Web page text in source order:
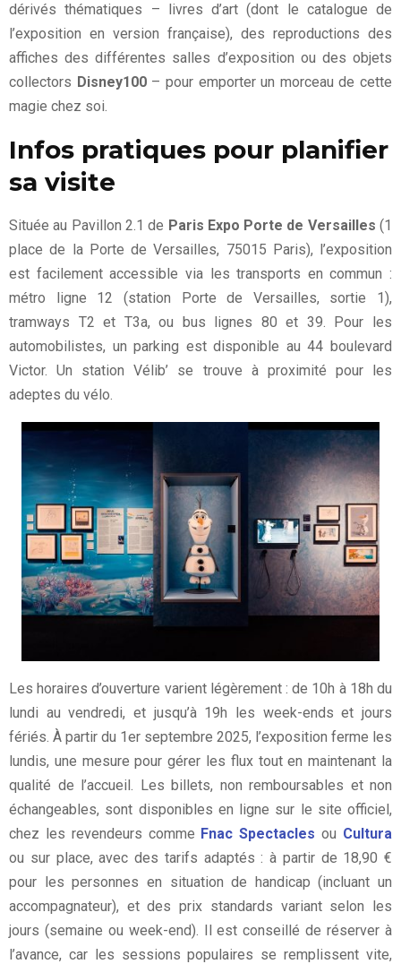
dérivés thématiques – livres d’art (dont le catalogue de
l’exposition en version française), des reproductions des
affiches des différentes salles d’exposition ou des objets
collectors Disney100– pour emporter un morceau de cette
magie chez soi.
Infos pratiques pour planifier
sa visite
Située au Pavillon 2.1 de Paris Expo Porte de Versailles (1
place de la Porte de Versailles, 75015 Paris), l’exposition
est facilement accessible via les transports en commun :
métro ligne 12 (station Porte de Versailles, sortie 1),
tramways T2 et T3a, ou bus lignes 80 et 39. Pour les
automobilistes, un parking est disponible au 44 boulevard
Victor. Un station Vélib’ se trouve à proximité pour les
adeptes du vélo.
Les horaires d’ouverture varient légèrement : de 10h à 18h du
lundi au vendredi, et jusqu’à 19h les week-ends et jours
fériés. À partir du 1er septembre 2025, l’exposition ferme les
lundis, une mesure pour gérer les flux tout en maintenant la
qualité de l’accueil. Les billets, non remboursables et non
échangeables, sont disponibles en ligne sur le site officiel,
chez les revendeurs comme Fnac Spectacles ou Cultura
ou sur place, avec des tarifs adaptés : à partir de 18,90 €
pour les personnes en situation de handicap (incluant un
accompagnateur), et des prix standards variant selon les
jours (semaine ou week-end). Il est conseillé de réserver à
l’avance, car les sessions populaires se remplissent vite,